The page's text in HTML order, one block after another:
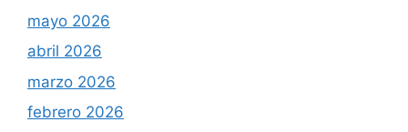
mayo 2026
abril 2026
marzo 2026
febrero 2026